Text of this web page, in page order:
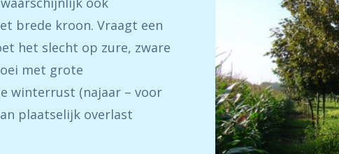
brede kroon. Vraagt een
het slecht op zure, zware
met grote
winterrust (najaar – voor
plaatselijk overlast